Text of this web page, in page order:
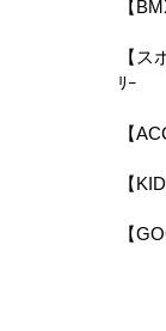
【
【ス
ﾘｰ
【
【
【